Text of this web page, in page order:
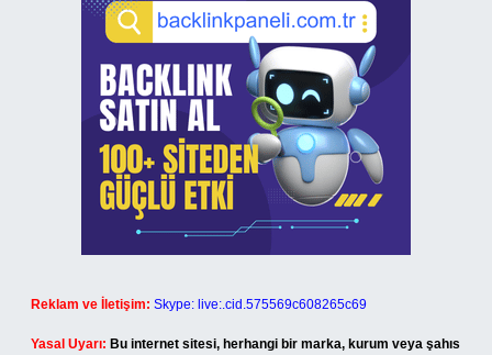
Reklam ve İletişim: Skype: live:.cid.575569c608265c69
Yasal Uyarı: Bu internet sitesi, herhangi bir marka, kurum veya şahıs